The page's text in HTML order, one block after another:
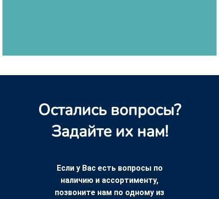
Остались вопросы?
Задайте их нам!
Если у Вас есть вопросы по
наличию и ассортименту,
позвоните нам по одному из